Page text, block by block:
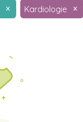
× Kardiologie ×